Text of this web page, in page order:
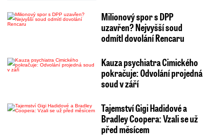
Milionový spor s DPP
uzavřen? Nejvyšší soud
odmítl dovolání Rencaru
Kauza psychiatra Cimického
pokračuje: Odvolání projedná
soud v září
Tajemství Gigi Hadidové a
Bradley Coopera: Vzali se už
před měsícem